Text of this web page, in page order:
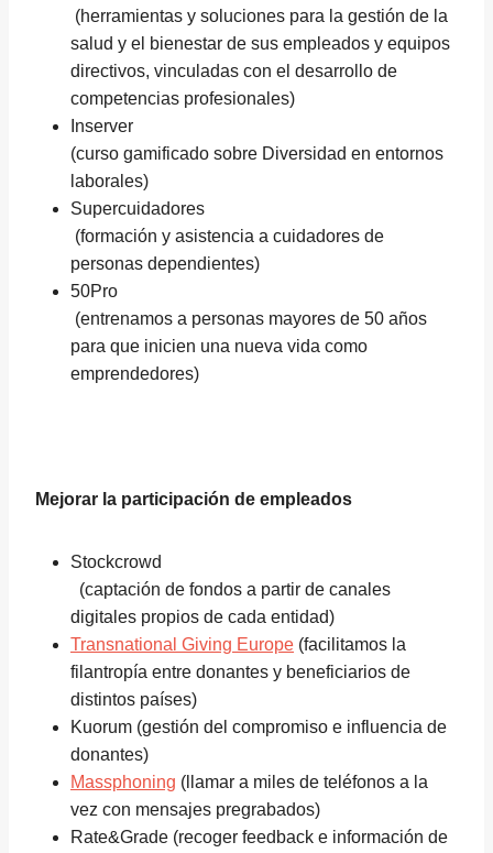
(herramientas y soluciones para la gestión de la
salud y el bienestar de sus empleados y equipos
directivos, vinculadas con el desarrollo de
competencias profesionales)
Inserver
(curso gamificado sobre Diversidad en entornos
laborales)
Supercuidadores
(formación y asistencia a cuidadores de
personas dependientes)
50Pro
(entrenamos a personas mayores de 50 años
para que inicien una nueva vida como
emprendedores)
Mejorar la participación de empleados
Stockcrowd
(captación de fondos a partir de canales
digitales propios de cada entidad)
Transnational Giving Europe (facilitamos la
filantropía entre donantes y beneficiarios de
distintos países)
Kuorum (gestión del compromiso e influencia de
donantes)
Massphoning (llamar a miles de teléfonos a la
vez con mensajes pregrabados)
Rate&Grade (recoger feedback e información de